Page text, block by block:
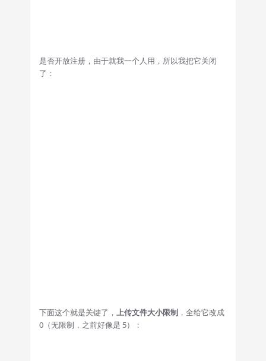
是否开放注册，由于就我一个人用，所以我把它关闭
了：
下面这个就是关键了， 上传文件大小限制 ，全给它改成
0（无限制，之前好像是 5）：